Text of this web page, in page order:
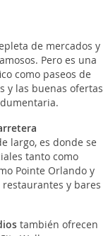
de mercados y
Pero es una
como paseos de
y las buenas ofertas
largo, es donde se
tanto como
Pointe Orlando y
y bares
también ofrecen